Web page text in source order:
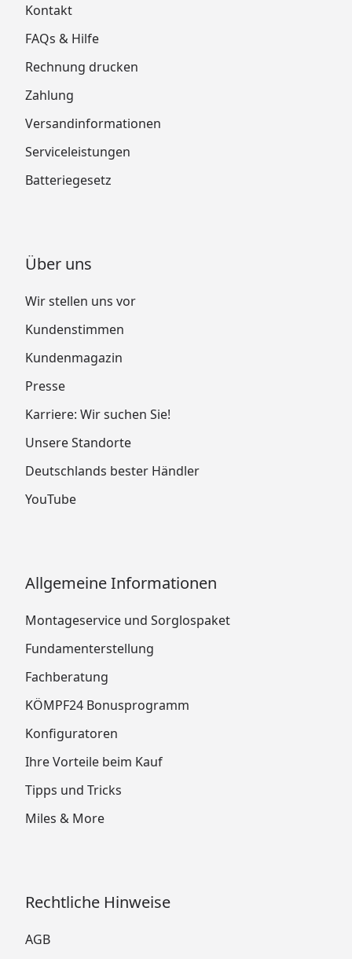
Kontakt
FAQs & Hilfe
Rechnung drucken
Zahlung
Versandinformationen
Serviceleistungen
Batteriegesetz
Über uns
Wir stellen uns vor
Kundenstimmen
Kundenmagazin
Presse
Karriere: Wir suchen Sie!
Unsere Standorte
Deutschlands bester Händler
YouTube
Allgemeine Informationen
Montageservice und Sorglospaket
Fundamenterstellung
Fachberatung
KÖMPF24 Bonusprogramm
Konfiguratoren
Ihre Vorteile beim Kauf
Tipps und Tricks
Miles & More
Rechtliche Hinweise
AGB